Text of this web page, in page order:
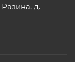
Разина, д.